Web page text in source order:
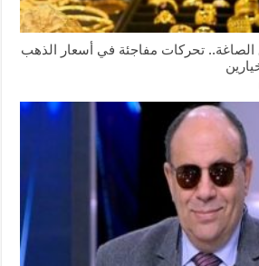
تحركات مفاجئة في أسعار الذهب